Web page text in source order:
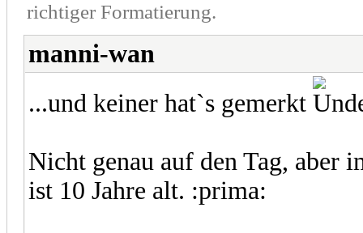
richtiger Formatierung.
manni-wan
...und keiner hat`s gemerkt
Nicht genau auf den Tag, aber
ist 10 Jahre alt. :prima: